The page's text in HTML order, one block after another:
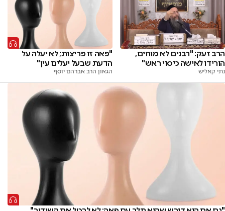
הרב זעק: "רבנים לא מוחים,
הורידו לאישה כיסוי ראש"
נתי קאליש
"פאה זו פריצות; לא יעלה על
הדעת שבעל יעלים עין"
הגאון הרב אברהם יוסף